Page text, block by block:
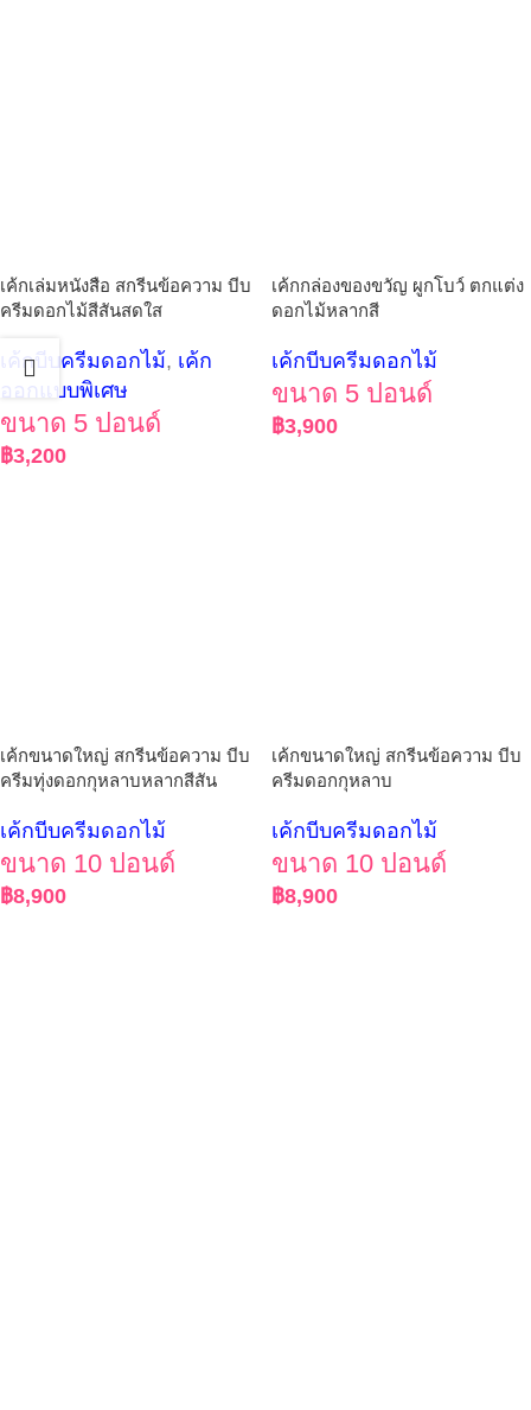
เค้กเล่มหนังสือ สกรีนข้อความ บีบ
ครีมดอกไม้สีสันสดใส
เค้กบีบครีมดอกไม้, เค้ก
ออกแบบพิเศษ
ขนาด 5 ปอนด์
฿3,200
เค้กกล่องของขวัญ ผูกโบว์ ตกแต่ง
ดอกไม้หลากสี
เค้กบีบครีมดอกไม้
ขนาด 5 ปอนด์
฿3,900
เค้กขนาดใหญ่ สกรีนข้อความ บีบ
ครีมทุ่งดอกกุหลาบหลากสีสัน
เค้กบีบครีมดอกไม้
ขนาด 10 ปอนด์
฿8,900
เค้กขนาดใหญ่ สกรีนข้อความ บีบ
ครีมดอกกุหลาบ
เค้กบีบครีมดอกไม้
ขนาด 10 ปอนด์
฿8,900